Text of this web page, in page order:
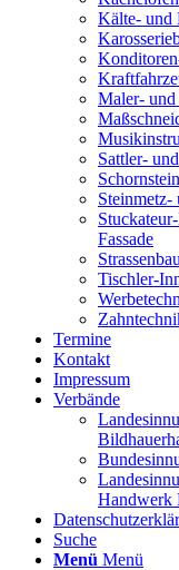
Kälte- und
Maler-
Sattler-
Fassade
Tischler-
Termine
Kontakt
Impressum
Verbände
Handwerk
Suche
Menü Menü